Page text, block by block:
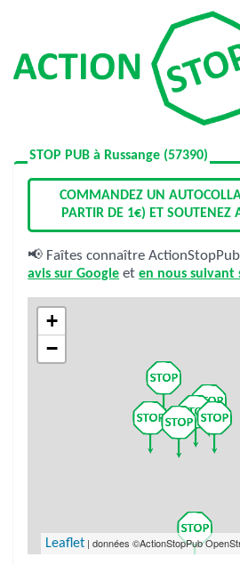
STOP PUB à Russange (57390)
COMMANDEZ UN
PARTIR DE 1€) ET SOUTENEZ
📢 Faîtes connaître
avis sur Google eten nous suivant
+
−
Leaflet| données ©ActionStopPub